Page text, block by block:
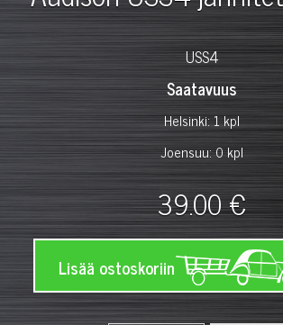
USS4
Saatavuus
Helsinki: 1 kpl
Joensuu: 0 kpl
39.00 €
Lisää ostoskoriin